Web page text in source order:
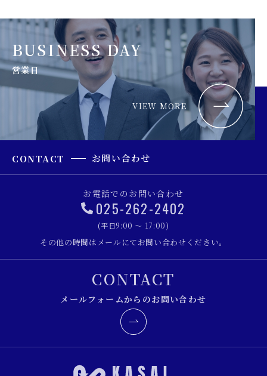
BUSINESS DAY
営業日
VIEW MORE
CONTACT お問い合わせ
お電話でのお問い合わせ
025-262-2402
(平日9:00 ～ 17:00)
その他の時間はメールにてお問い合わせください。
CONTACT
メールフォームからのお問い合わせ